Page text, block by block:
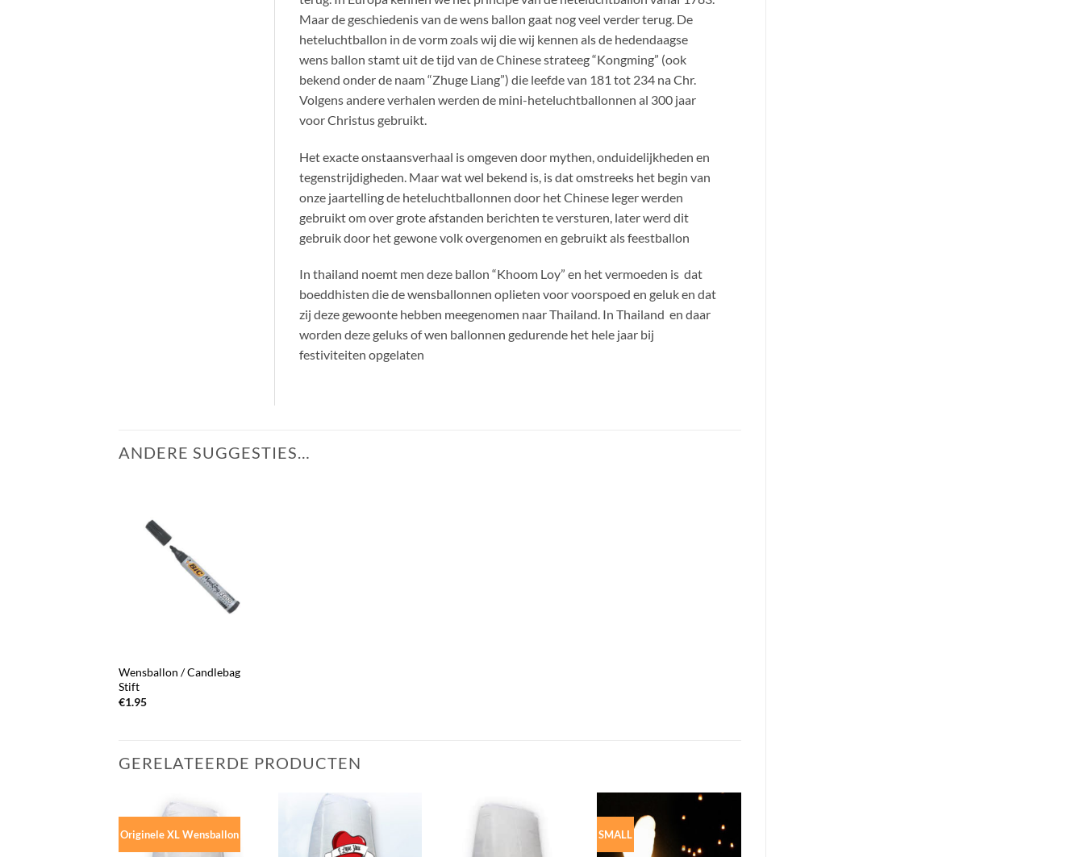
Maar de geschiedenis van de wens ballon gaat nog veel verder terug. De
heteluchtballon in de vorm zoals wij die wij kennen als de hedendaagse
wens ballon stamt uit de tijd van de Chinese strateeg “Kongming” (ook
bekend onder de naam “Zhuge Liang”) die leefde van 181 tot 234 na Chr.
Volgens andere verhalen werden de mini-heteluchtballonnen al 300 jaar
voor Christus gebruikt.
Het exacte onstaansverhaal is omgeven door mythen, onduidelijkheden en
tegenstrijdigheden. Maar wat wel bekend is, is dat omstreeks het begin van
onze jaartelling de heteluchtballonnen door het Chinese leger werden
gebruikt om over grote afstanden berichten te versturen, later werd dit
gebruik door het gewone volk overgenomen en gebruikt als feestballon
In thailand noemt men deze ballon “Khoom Loy” en het vermoeden is dat
boeddhisten die de wensballonnen oplieten voor voorspoed en geluk en dat
zij deze gewoonte hebben meegenomen naar Thailand. In Thailand en daar
worden deze geluks of wen ballonnen gedurende het hele jaar bij
festiviteiten opgelaten
ANDERE SUGGESTIES…
Wensballon / Candlebag
Stift
€1.95
GERELATEERDE PRODUCTEN
Originele XL Wensballon SMALL